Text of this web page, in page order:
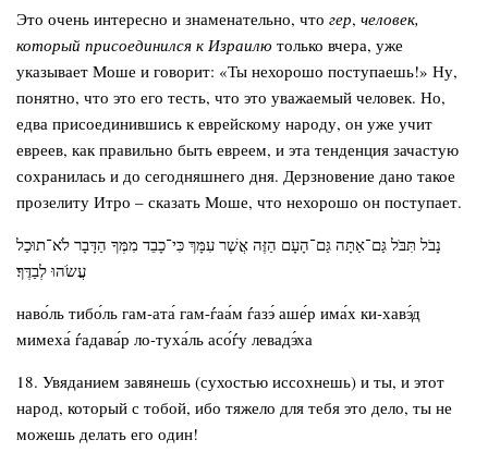
Это очень интересно и знаменательно, что гер, человек,
который присоединился к Израилю только вчера, уже
указывает Моше и говорит: «Ты нехорошо поступаешь!» Ну,
понятно, что это его тесть, что это уважаемый человек. Но,
едва присоединившись к еврейскому народу, он уже учит
евреев, как правильно быть евреем, и эта тенденция зачастую
сохранилась и до сегодняшнего дня. Дерзновение дано такое
прозелиту Итро – сказать Моше, что нехорошо он поступает.
נָבֹל תִּבֹּל גַּם־אַתָּה גַּם־הָעָם הַזֶּה אֲשֶׁר עִמָּךְ כִּי־כָבֵד מִמְּךָ הַדָּבָר לֹא־תוּכַל
עֲשֹׂהוּ לְבַדֶּךָ׃
наво́ль тибо́ль гам-ата́ гам-ѓаа́м ѓазэ́ аше́р има́х ки-хавэ́д
мимеха́ ѓадава́р ло-туха́ль асо́ѓу левадэ́ха
18. Увяданием завянешь (сухостью иссохнешь) и ты, и этот
народ, который с тобой, ибо тяжело для тебя это дело, ты не
можешь делать его один!